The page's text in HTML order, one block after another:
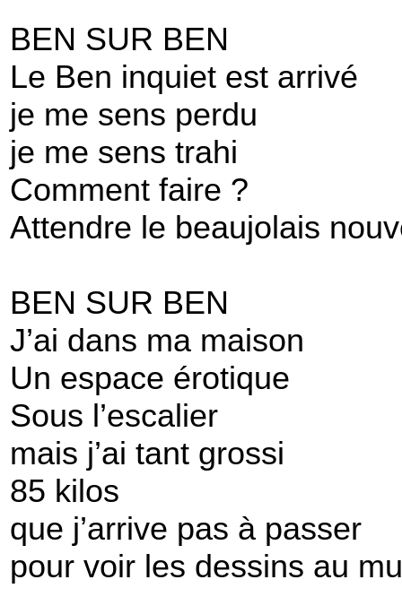
BEN SUR BEN
Le Ben inquiet est arrivé
je me sens perdu
je me sens trahi
Comment faire ?
Attendre le beaujolais
BEN SUR BEN
J’ai dans ma maison
Un espace érotique
Sous l’escalier
mais j’ai tant grossi
85 kilos
que j’arrive pas à passer
pour voir les dessins au